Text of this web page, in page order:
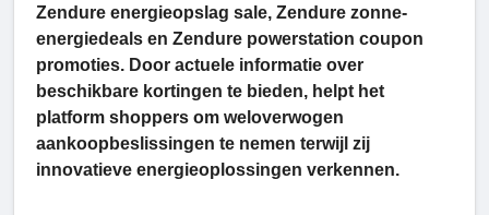
Zendure energieopslag sale, Zendure zonne-
energiedeals en Zendure powerstation coupon
promoties. Door actuele informatie over
beschikbare kortingen te bieden, helpt het
platform shoppers om weloverwogen
aankoopbeslissingen te nemen terwijl zij
innovatieve energieoplossingen verkennen.